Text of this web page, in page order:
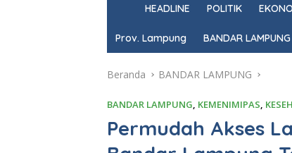
e
HEADLINE POLITIK
Prov. Lampung BANDAR LAMPUNG
Beranda BANDAR LAMPUNG
BANDAR LAMPUNG, KEMENIMIPAS,
Permudah Akses